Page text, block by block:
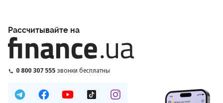
Рассчитывайте на
0 800 307 555 звонки бесплатны